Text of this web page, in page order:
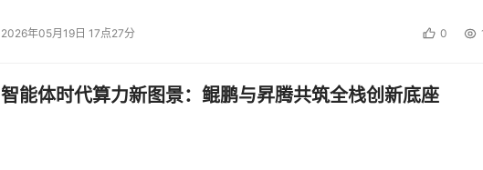
2026年05月19日 17点27分 0
智能体时代算力新图景：鲲鹏与昇腾共筑全栈创新底座